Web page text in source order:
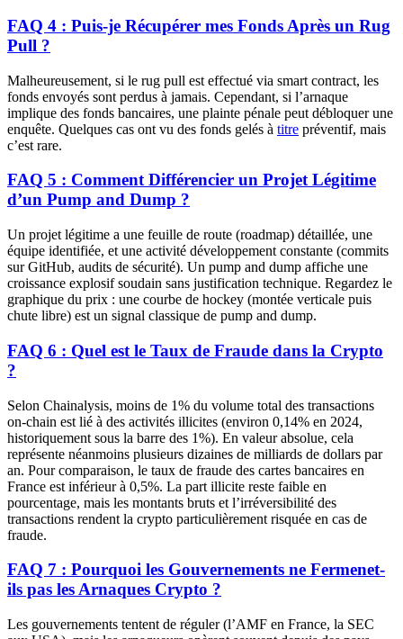
FAQ 4 : Puis-je Récupérer mes Fonds Après un Rug
Pull ?
Malheureusement, si le rug pull est effectué via smart contract, les
fonds envoyés sont perdus à jamais. Cependant, si l’arnaque
implique des fonds bancaires, une plainte pénale peut débloquer une
enquête. Quelques cas ont vu des fonds gelés à titre préventif, mais
c’est rare.
FAQ 5 : Comment Différencier un Projet Légitime
d’un Pump and Dump ?
Un projet légitime a une feuille de route (roadmap) détaillée, une
équipe identifiée, et une activité développement constante (commits
sur GitHub, audits de sécurité). Un pump and dump affiche une
croissance explosif soudain sans justification technique. Regardez le
graphique du prix : une courbe de hockey (montée verticale puis
chute libre) est un signal classique de pump and dump.
FAQ 6 : Quel est le Taux de Fraude dans la Crypto
?
Selon Chainalysis, moins de 1% du volume total des transactions
on-chain est lié à des activités illicites (environ 0,14% en 2024,
historiquement sous la barre des 1%). En valeur absolue, cela
représente néanmoins plusieurs dizaines de milliards de dollars par
an. Pour comparaison, le taux de fraude des cartes bancaires en
France est inférieur à 0,5%. La part illicite reste faible en
pourcentage, mais les montants bruts et l’irréversibilité des
transactions rendent la crypto particulièrement risquée en cas de
fraude.
FAQ 7 : Pourquoi les Gouvernements ne Fermenet-
ils pas les Arnaques Crypto ?
Les gouvernements tentent de réguler (l’AMF en France, la SEC